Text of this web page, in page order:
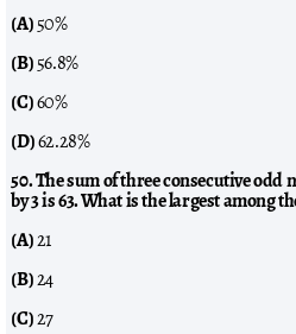
(A)50%
(B)56.8%
(C)60%
(D)62.28%
50. The sum of three consecutive
by 3 is 63. What is the largest among
(A)21
(B)24
(C)27